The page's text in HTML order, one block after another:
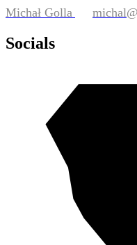
Michał Golla
Socials